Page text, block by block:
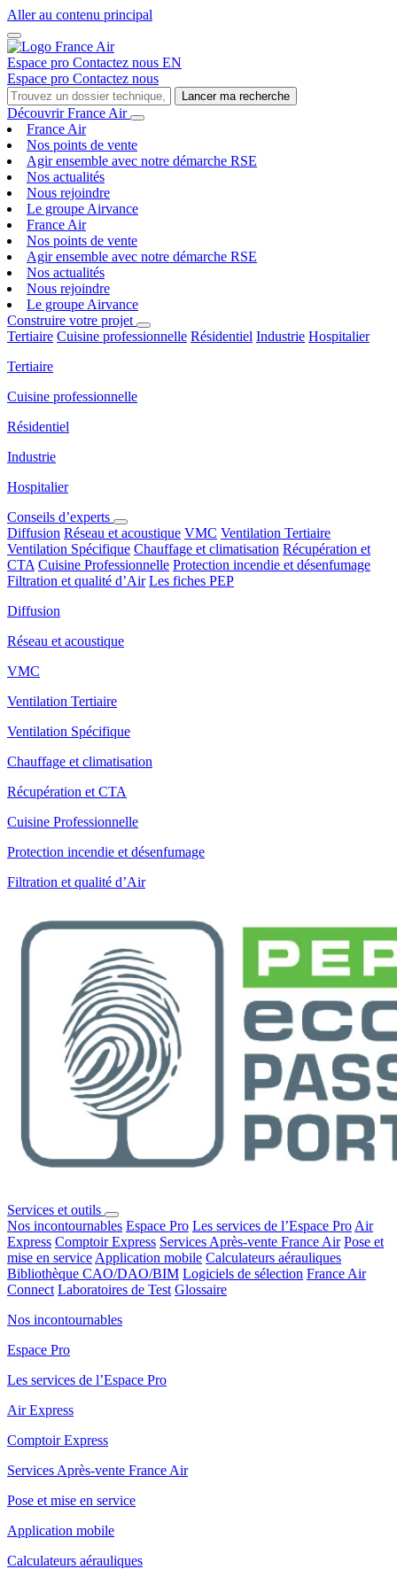
Aller au contenu principal
Espace pro Contactez nous EN
Espace pro Contactez nous
Lancer ma recherche
Découvrir France Air
France Air
Nos points de vente
Agir ensemble avec notre démarche RSE
Nos actualités
Nous rejoindre
Le groupe Airvance
France Air
Nos points de vente
Agir ensemble avec notre démarche RSE
Nos actualités
Nous rejoindre
Le groupe Airvance
Construire votre projet
Tertiaire Cuisine professionnelle Résidentiel Industrie Hospitalier
Tertiaire
Cuisine professionnelle
Résidentiel
Industrie
Hospitalier
Conseils d’experts
Diffusion Réseau et acoustique VMC Ventilation Tertiaire
Ventilation Spécifique Chauffage et climatisation Récupération et
CTA Cuisine Professionnelle Protection incendie et désenfumage
Filtration et qualité d’Air Les fiches PEP
Diffusion
Réseau et acoustique
VMC
Ventilation Tertiaire
Ventilation Spécifique
Chauffage et climatisation
Récupération et CTA
Cuisine Professionnelle
Protection incendie et désenfumage
Filtration et qualité d’Air
Services et outils
Nos incontournables Espace Pro Les services de l’Espace Pro Air
Express Comptoir Express Services Après-vente France Air Pose et
mise en service Application mobile Calculateurs aérauliques
Bibliothèque CAO/DAO/BIM Logiciels de sélection France Air
Connect Laboratoires de Test Glossaire
Nos incontournables
Espace Pro
Les services de l’Espace Pro
Air Express
Comptoir Express
Services Après-vente France Air
Pose et mise en service
Application mobile
Calculateurs aérauliques